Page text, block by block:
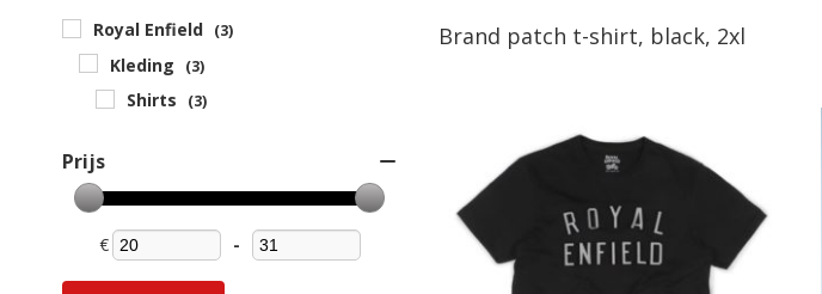
Brand patch t-shirt, black, 2xl
Royal Enfield (3)
Kleding (3)
Shirts (3)
Prijs
€ Minimum Price
-Maximum Price